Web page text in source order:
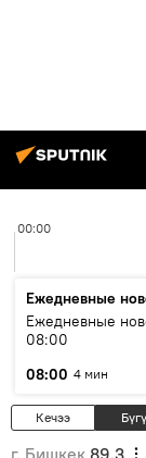
00:00
Ежедневные
Ежедневные
08:00
08:00 4 мин
Кечээ
г. Бишкек 89.3